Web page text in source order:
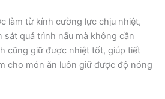
làm từ kính cường lực chịu nhiệt,
sát quá trình nấu mà không cần
cũng giữ được nhiệt tốt, giúp tiết
cho món ăn luôn giữ được độ nóng